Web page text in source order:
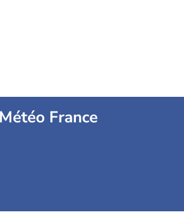
Météo France